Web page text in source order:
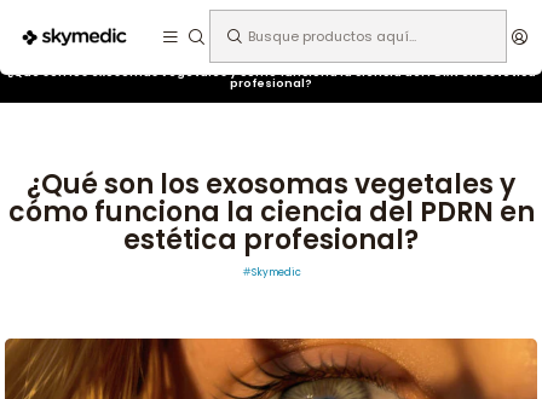
Inicio Skymedic
¿Qué son los exosomas vegetales y cómo funciona la ciencia del PDRN en estética
profesional?
¿Qué son los exosomas vegetales y
cómo funciona la ciencia del PDRN en
estética profesional?
Skymedic